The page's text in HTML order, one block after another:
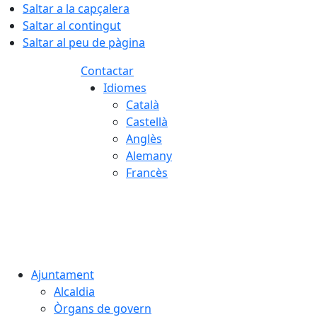
Saltar a la capçalera
Saltar al contingut
Saltar al peu de pàgina
Contactar
Idiomes
Català
Castellà
Anglès
Alemany
Francès
Ajuntament
Alcaldia
Òrgans de govern